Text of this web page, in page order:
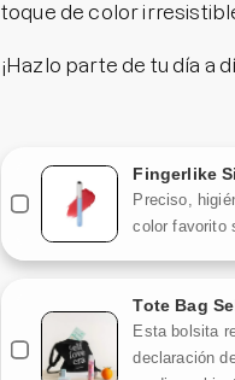
toque de color
¡Hazlo parte de tu día a
Fingerlike
Preciso,
color favorito
Tote Bag
Esta bolsita
declaración